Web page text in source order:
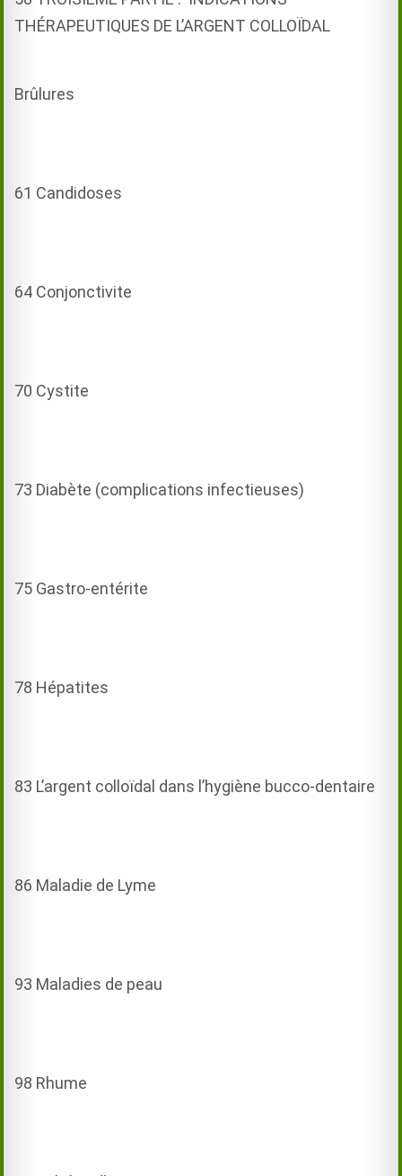
THÉRAPEUTIQUES DE L’ARGENT COLLOÏDAL
Brûlures
61 Candidoses
64 Conjonctivite
70 Cystite
73 Diabète (complications infectieuses)
75 Gastro-entérite
78 Hépatites
83 L’argent colloïdal dans l’hygiène bucco-dentaire
86 Maladie de Lyme
93 Maladies de peau
98 Rhume